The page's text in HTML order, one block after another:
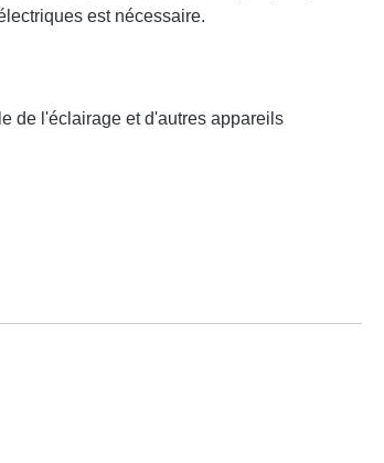
est nécessaire.
de l'éclairage et d'autres appareils